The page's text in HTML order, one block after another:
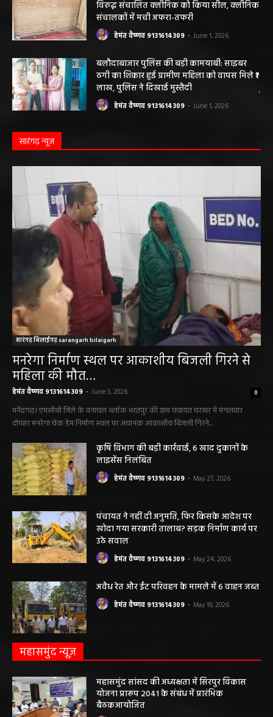
विरुद्ध संचालित क्लीनिक को किया सील, क्लीनिक
संचालकों में मची अफरा-तफरी
हेमंत वैष्णव 9131614309 - June 1, 2026
बलौदाबाजार पुलिस की बड़ी कामयाबी: साइबर
ठगी का शिकार हुई ग्रामीण महिला को वापस मिले ₹1
लाख, पुलिस ने दिखाई मुस्तैदी
हेमंत वैष्णव 9131614309 - June 1, 2026
सारंगढ़ न्यूज़
सारंगढ़ बिलाईगढ़ sarangarh bilaigarh
मनरेगा निर्माण स्थल पर आकाशीय बिजली गिरने से
महिला की मौत…
हेमंत वैष्णव 9131614309 - June 3, 2026 0
मनेंद्रगढ़। एमसीबी जिले के वनांचल ब्लॉक भरतपुर की ग्राम पंचायत चरखर में मंगलवार
दोपहर मनरेगा चेक डेम निर्माण स्थल पर अचानक आकाशीय बिजली गिरने...
कृषि विभाग की बड़ी कार्रवाई, 6 खाद दुकानों के
लाइसेंस निलंबित
हेमंत वैष्णव 9131614309 - May 27, 2026
पंचायत ने नहीं दी अनुमति, फिर किसके आदेश पर
खोदा गया सरकारी तालाब? सड़क निर्माण कार्य पर
उठे सवाल
हेमंत वैष्णव 9131614309 - May 24, 2026
अवैध रेत और ईंट परिवहन के मामले में 6 वाहन जब्त
हेमंत वैष्णव 9131614309 - May 19, 2026
महासमुंद न्यूज़
महासमुंद सांसद की अध्यक्षता में सिरपुर विकास
योजना प्रारूप 2041 के संबंध में प्रारंभिक
बैठकआयोजित